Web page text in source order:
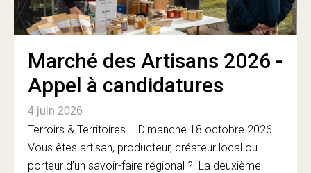
Marché des Artisans 2026 -
Appel à candidatures
4 juin 2026
Terroirs & Territoires – Dimanche 18 octobre 2026
Vous êtes artisan, producteur, créateur local ou
porteur d’un savoir-faire régional ? La deuxième